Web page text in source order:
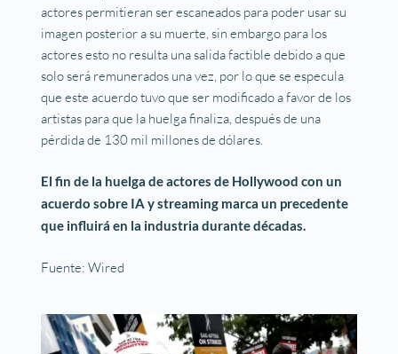
actores permitieran ser escaneados para poder usar su
imagen posterior a su muerte, sin embargo para los
actores esto no resulta una salida factible debido a que
solo será remunerados una vez, por lo que se especula
que este acuerdo tuvo que ser modificado a favor de los
artistas para que la huelga finaliza, después de una
pérdida de 130 mil millones de dólares.
El fin de la huelga de actores de Hollywood con un
acuerdo sobre IA y streaming marca un precedente
que influirá en la industria durante décadas.
Fuente: Wired